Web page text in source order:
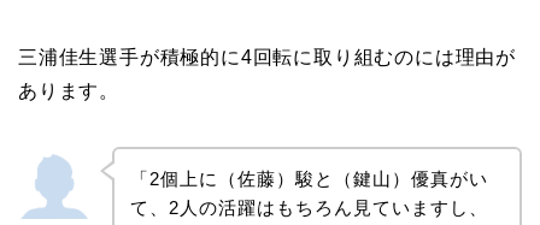
三浦佳生選手が積極的に4回転に取り組むのには理由が
あります。
「2個上に（佐藤）駿と（鍵山）優真がい
て、2人の活躍はもちろん見ていますし、